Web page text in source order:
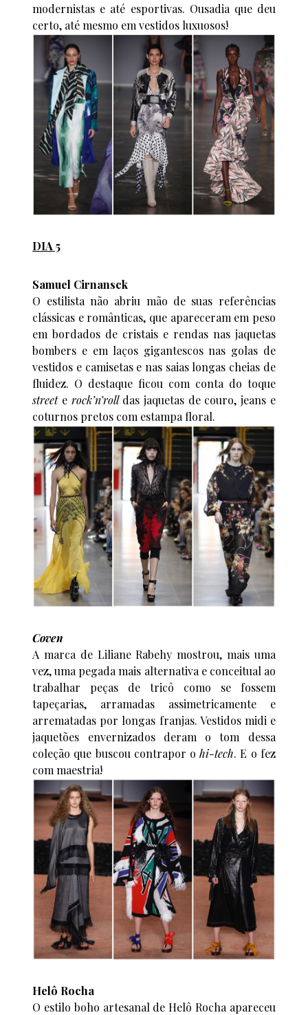
modernistas e até esportivas. Ousadia que deu
certo, até mesmo em vestidos luxuosos!
DIA 5
Samuel Cirnansck
O estilista não abriu mão de suas referências
clássicas e românticas, que apareceram em peso
em bordados de cristais e rendas nas jaquetas
bombers e em laços gigantescos nas golas de
vestidos e camisetas e nas saias longas cheias de
fluidez. O destaque ficou com conta do toque
streete rock’n’rolldas jaquetas de couro, jeans e
coturnos pretos com estampa floral.
Coven
A marca de Liliane Rabehy mostrou, mais uma
vez, uma pegada mais alternativa e conceitual ao
trabalhar peças de tricô como se fossem
tapeçarias, arramadas assimetricamente e
arrematadas por longas franjas. Vestidos midi e
jaquetões envernizados deram o tom dessa
coleção que buscou contrapor ohi-tech. E o fez
com maestria!
Helô Rocha
O estilo boho artesanal de Helô Rocha apareceu